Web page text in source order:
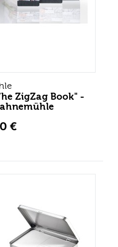
ZigZag Book" -
€